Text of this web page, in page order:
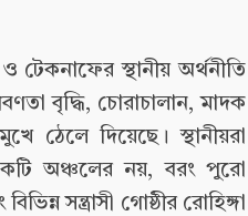
স্থানীয় অর্থনীতি
বৃদ্ধি, চোরাচালান, মাদক
ঠেলে দিয়েছে। স্থানীয়রা
অঞ্চলের নয়, বরং পুরো
সন্ত্রাসী গোষ্ঠীর রোহিঙ্গা